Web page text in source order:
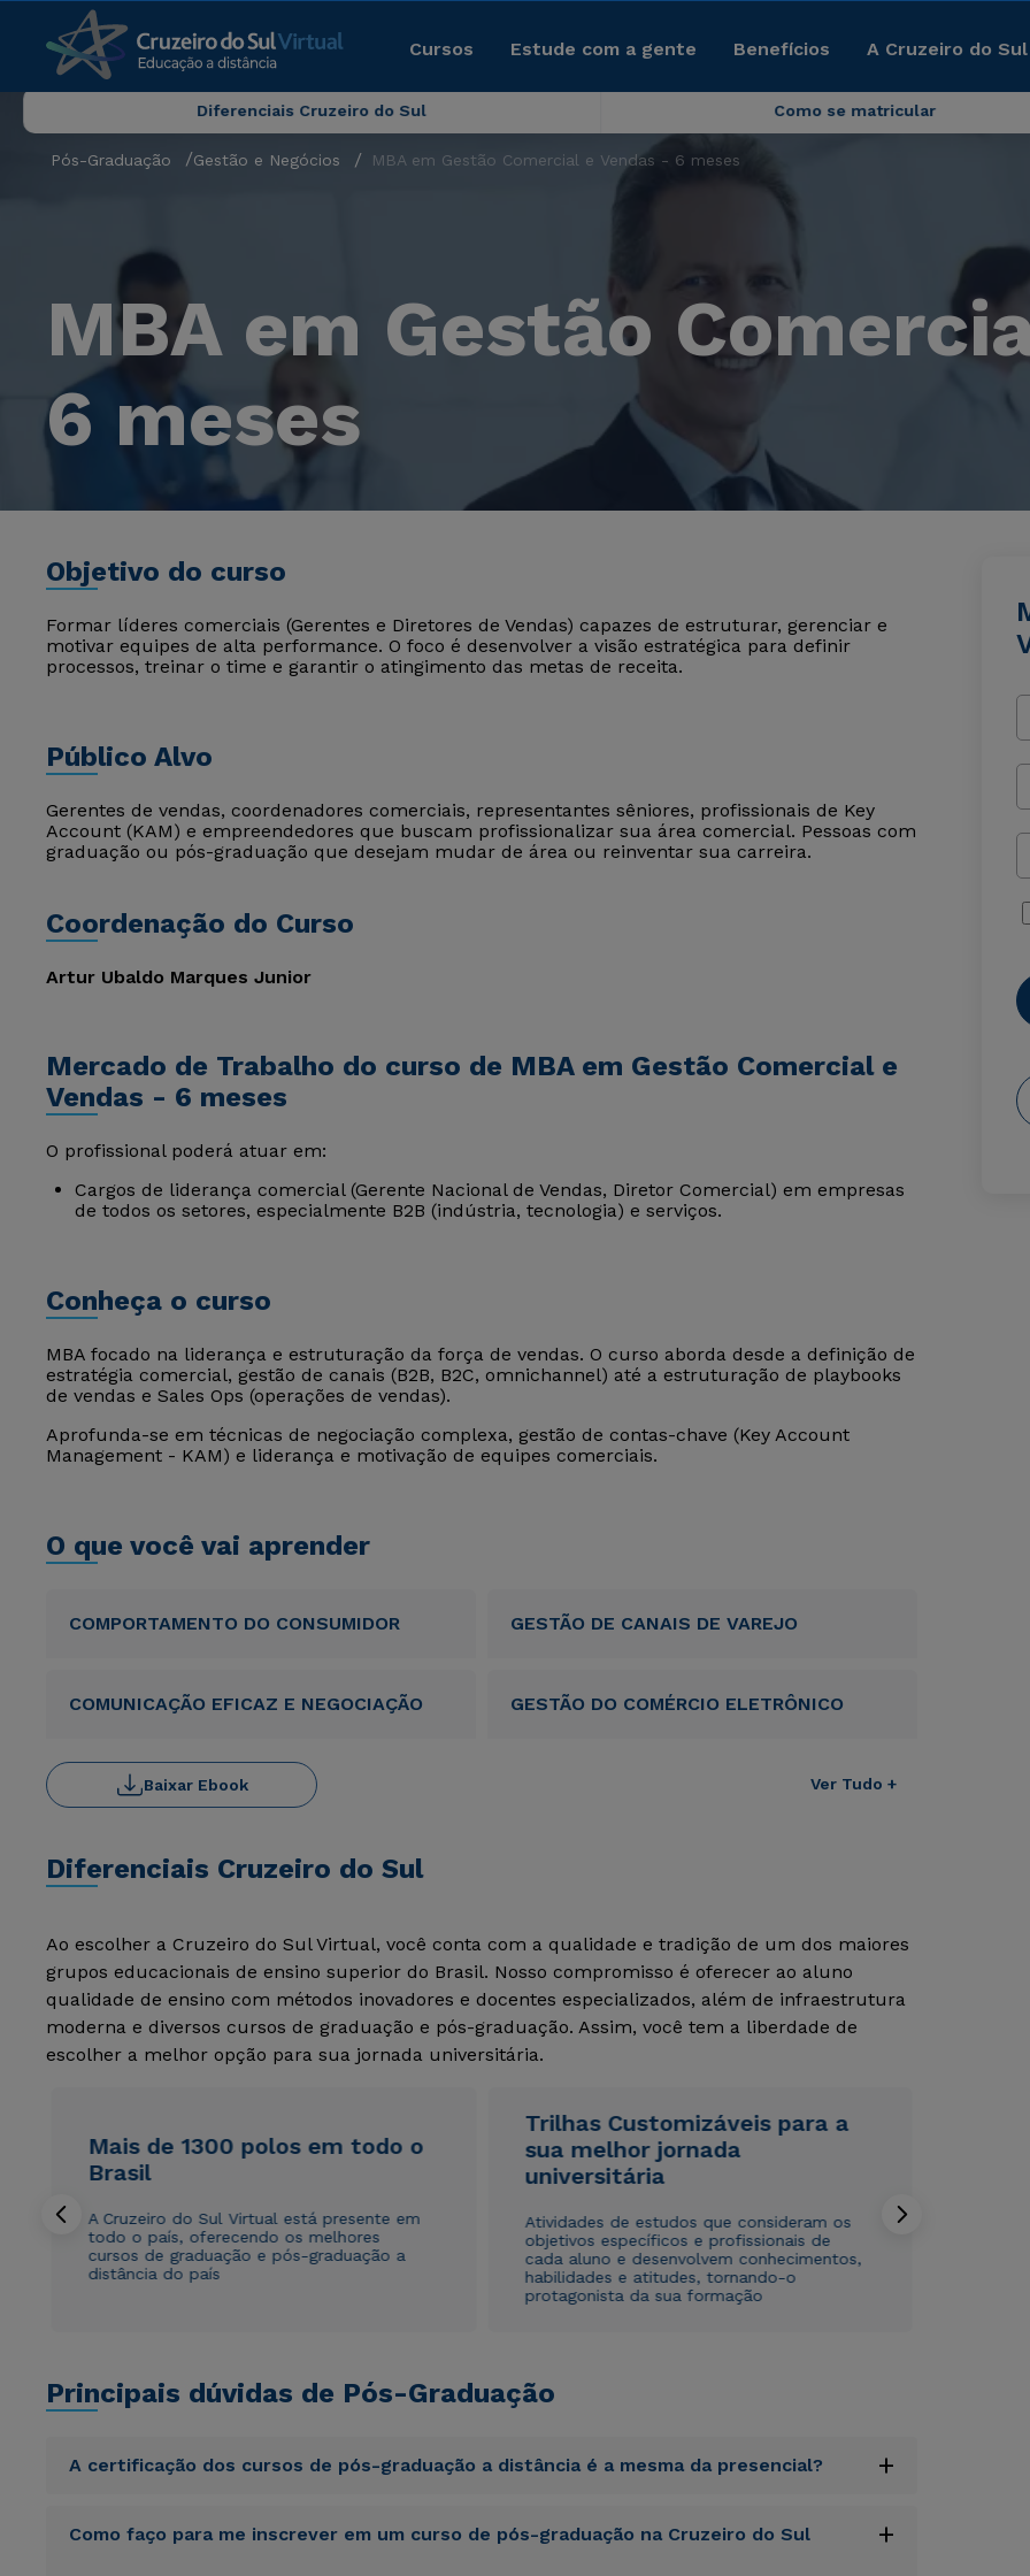
Cursos Estude com a gente Benefícios A Cruzeiro do
Diferenciais Cruzeiro do Sul Como se matricular
Pós-Graduação Gestão e Negócios MBA em Gestão Comercial e Vendas - 6 meses
MBA em Gestão
6 meses
Objetivo do curso
Formar líderes comerciais (Gerentes e Diretores de Vendas) capazes de estruturar, gerenciar e
motivar equipes de alta performance. O foco é desenvolver a visão estratégica para definir
processos, treinar o time e garantir o atingimento das metas de receita.
Público Alvo
Gerentes de vendas, coordenadores comerciais, representantes sêniores, profissionais de Key
Account (KAM) e empreendedores que buscam profissionalizar sua área comercial. Pessoas com
graduação ou pós-graduação que desejam mudar de área ou reinventar sua carreira.
Coordenação do Curso
Artur Ubaldo Marques Junior
Mercado de Trabalho do curso de MBA em Gestão Comercial e
Vendas - 6 meses
O profissional poderá atuar em:
Cargos de liderança comercial (Gerente Nacional de Vendas, Diretor Comercial) em empresas
de todos os setores, especialmente B2B (indústria, tecnologia) e serviços.
Conheça o curso
MBA focado na liderança e estruturação da força de vendas. O curso aborda desde a definição de
estratégia comercial, gestão de canais (B2B, B2C, omnichannel) até a estruturação de playbooks
de vendas e Sales Ops (operações de vendas).
Aprofunda-se em técnicas de negociação complexa, gestão de contas-chave (Key Account
Management - KAM) e liderança e motivação de equipes comerciais.
O que você vai aprender
COMPORTAMENTO DO CONSUMIDOR GESTÃO DE CANAIS DE VAREJO
COMUNICAÇÃO EFICAZ E NEGOCIAÇÃO GESTÃO DO COMÉRCIO ELETRÔNICO
Ver Tudo +
Baixar Ebook
Diferenciais Cruzeiro do Sul
Ao escolher a Cruzeiro do Sul Virtual, você conta com a qualidade e tradição de um dos maiores
grupos educacionais de ensino superior do Brasil. Nosso compromisso é oferecer ao aluno
qualidade de ensino com métodos inovadores e docentes especializados, além de infraestrutura
moderna e diversos cursos de graduação e pós-graduação. Assim, você tem a liberdade de
escolher a melhor opção para sua jornada universitária.
Mais de 1300 polos em todo o
Brasil
A Cruzeiro do Sul Virtual está presente em
todo o país, oferecendo os melhores
cursos de graduação e pós-graduação a
distância do país
Trilhas Customizáveis para a
sua melhor jornada
universitária
Atividades de estudos que consideram os
objetivos específicos e profissionais de
cada aluno e desenvolvem conhecimentos,
habilidades e atitudes, tornando-o
protagonista da sua formação
Principais dúvidas de Pós-Graduação
A certificação dos cursos de pós-graduação a distância é a mesma da presencial? +
totam rem aperiam, eaque ipsa quae ab illo inventore veritatis et quasi architecto beatae vitae dicta
Como faço para me inscrever em um curso de pós-graduação na Cruzeiro do Sul +
ou
Estou de acordo com aPolítica de Privacidade.
ou
Estou de acordo com aPolítica de Privacidade.